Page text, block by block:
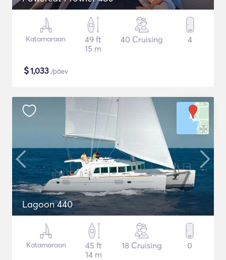
Katamaraan
49 ft
15 m
40 Cruising 4
$1,033 /päev
Lagoon 440
Katamaraan
45 ft
14 m
18 Cruising 0